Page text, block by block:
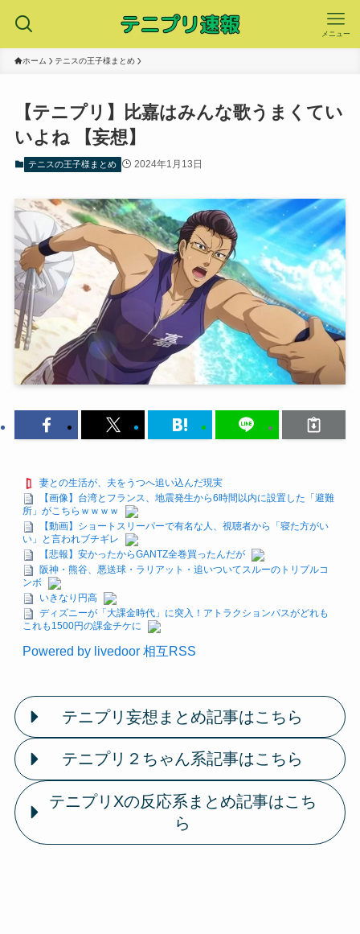
メニュー
ホーム テニスの王子様まとめ
【テニプリ】比嘉はみんな歌うまくてい
いよね 【妄想】
テニスの王子様まとめ 2024年1月13日
妻との生活が、夫をうつへ追い込んだ現実
【画像】台湾とフランス、地震発生から6時間以内に設置した「避難
所」がこちらｗｗｗｗ
【動画】ショートスリーパーで有名な人、視聴者から「寝た方がい
い」と言われブチギレ
【悲報】安かったからGANTZ全巻買ったんだが
阪神・熊谷、悪送球・ラリアット・追いついてスルーのトリプルコ
ンボ
いきなり円高
ディズニーが「大課金時代」に突入！アトラクションパスがどれも
これも1500円の課金チケに
Powered by livedoor 相互RSS
テニプリ妄想まとめ記事はこちら
テニプリ２ちゃん系記事はこちら
テニプリXの反応系まとめ記事はこち
ら